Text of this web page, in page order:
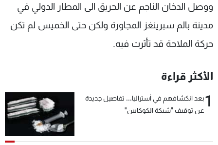
ووصل الدخان الناجم عن الحريق الى المطار الدولي في
مدينة بالم سبرينغز المجاورة ولكن حتى الخميس لم تكن
حركة الملاحة قد تأثرت فيه.
الأكثر قراءة
1بعد انكشافهم في أستراليا... تفاصيل جديدة
عن توقيف "شبكة الكوكايين"